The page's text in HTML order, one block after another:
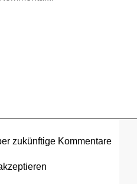
zukünftige Kommentare